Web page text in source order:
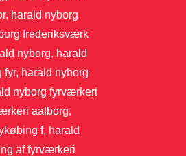
harald nyborg
frederiksværk
nyborg, harald
harald nyborg
nyborg fyrværkeri
aalborg,
f, harald
af fyrværkeri